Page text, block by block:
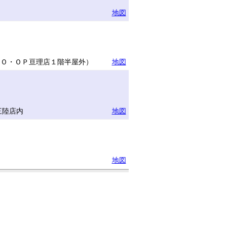
地図
ＯＰ亘理店１階半屋外）
地図
店内
地図
地図